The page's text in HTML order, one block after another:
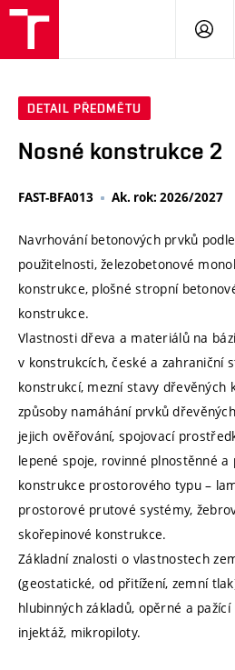
DETAIL PŘEDMĚTU
Nosné konstrukce 2
FAST-BFA013 Ak. rok: 2026/2027
Navrhování betonových prvků
použitelnosti, železobetonové
konstrukce, plošné stropní
konstrukce.
Vlastnosti dřeva a materiálů na
v konstrukcích, české a zahraniční
konstrukcí, mezní stavy dřevěných
způsoby namáhání prvků
jejich ověřování, spojovací
lepené spoje, rovinné plnostěnné
konstrukce prostorového typu –
prostorové prutové systémy,
skořepinové konstrukce.
Základní znalosti o vlastnostech
(geostatické, od přitížení, zemní
hlubinných základů, opěrné a
injektáž, mikropiloty.